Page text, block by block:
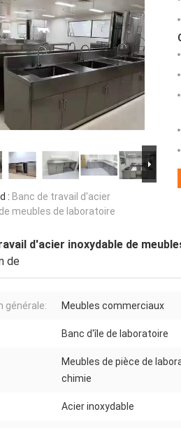
: Banc de travail d'acier
meubles de laboratoire
d'acier inoxydable de
de
générale: Meubles commerciaux
Banc d'île de laboratoire
Meubles de pièce de
chimie
Acier inoxydable